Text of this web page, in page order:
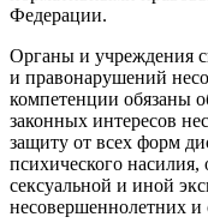
Федерации.
Органы и учреждения
и правонарушений
компетенции обязаны
законных интересов
защиту от всех форм
психического насилия,
сексуальной и иной
несовершеннолетних и